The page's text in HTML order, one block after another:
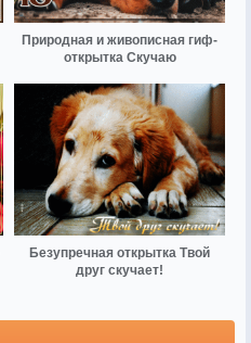
Природная и живописная гиф-
открытка Скучаю
Безупречная открытка Твой
друг скучает!